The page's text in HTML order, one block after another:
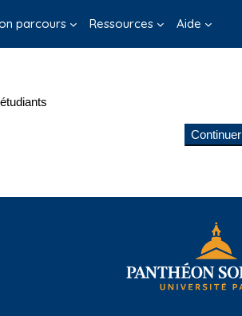
parcours Ressources Aide
Continuer